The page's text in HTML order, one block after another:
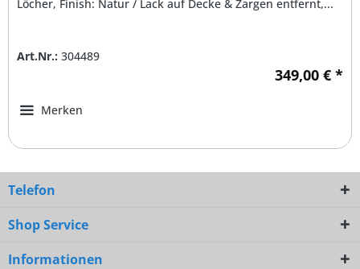
Löcher, Finish: Natur / Lack auf Decke & Zargen entfernt,...
Art.Nr.: 304489
349,00 € *
Merken
Telefon
Shop Service
Informationen